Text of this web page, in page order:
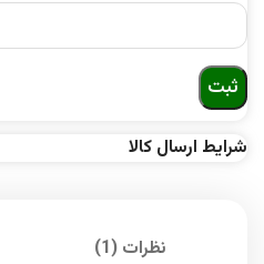
شرایط ارسال کالا
نظرات (1)